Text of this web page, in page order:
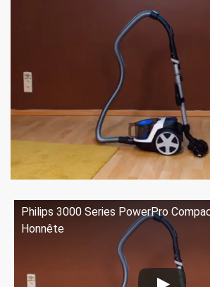
Philips 3000 Series PowerPro
Honnête